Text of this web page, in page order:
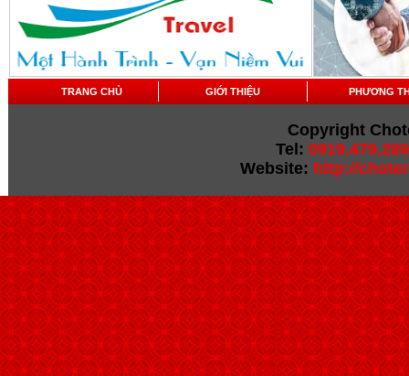
TRANG CHỦ GIỚI THIỆU PHƯƠNG
Copyright
Tel: 0919.479.289
Website: http://